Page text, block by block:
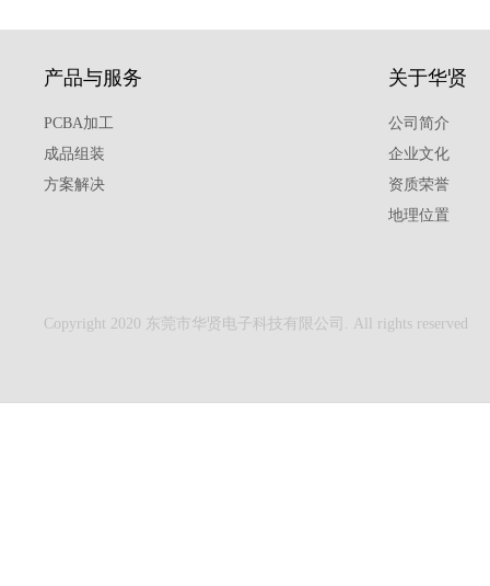
产品与服务
PCBA加工
成品组装
方案解决
关于华贤
公司简介
企业文化
资质荣誉
地理位置
Copyright 2020 东莞市华贤电子科技有限公司. All rights reserved